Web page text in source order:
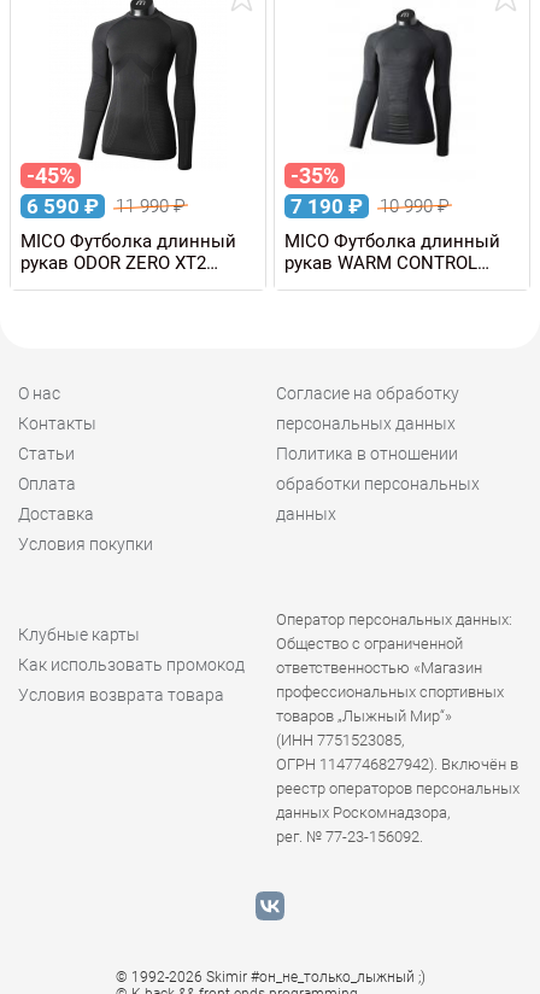
-45%
6 590 ₽ 11 990₽
MICO Футболка длинный
рукав ODOR ZERO XT2
SKINTECH женская
-35%
7 190 ₽ 10 990₽
MICO Футболка длинный
рукав WARM CONTROL
SKINTECH женская
О нас
Контакты
Статьи
Оплата
Доставка
Условия покупки
Согласие на обработку
персональных данных
Политика в отношении
обработки персональных
данных
Клубные карты
Как использовать промокод
Условия возврата товара
Оператор персональных данных:
Общество с ограниченной
ответственностью «Магазин
профессиональных спортивных
товаров „Лыжный Мир“»
(ИНН 7751523085,
ОГРН 1147746827942). Включён в
реестр операторов персональных
данных Роскомнадзора,
рег. № 77-23-156092.
© 1992-2026 Skimir #он_не_только_лыжный ;)